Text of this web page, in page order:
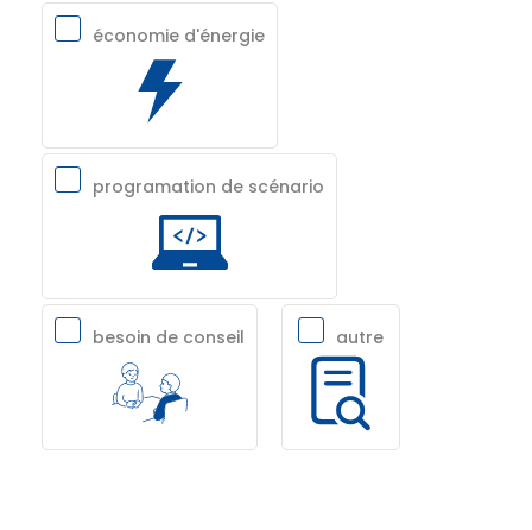
économie d'énergie
programation de scénario
besoin de conseil autre